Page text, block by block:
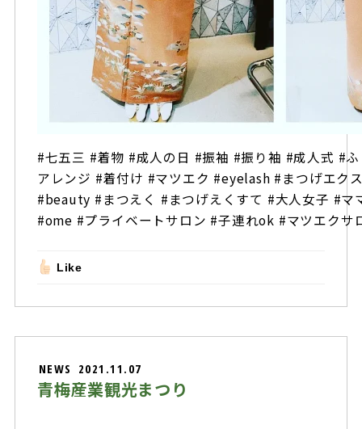
#七五三 #着物 #成人の日 #振袖 #振り袖 #成人式 #
アレンジ #着付け #マツエク #eyelash #まつげエク
#beauty #まつえく #まつげえくすて #大人女子 #マ
#ome #プライベートサロン #子連れok #マツエク
Like
NEWS 2021.11.07
青梅産業観光まつり